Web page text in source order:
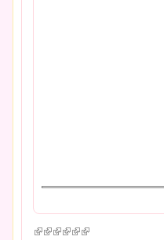
(link is external)
(link is external)
(link is external)
(link is external)
(link is external)
(link is external)